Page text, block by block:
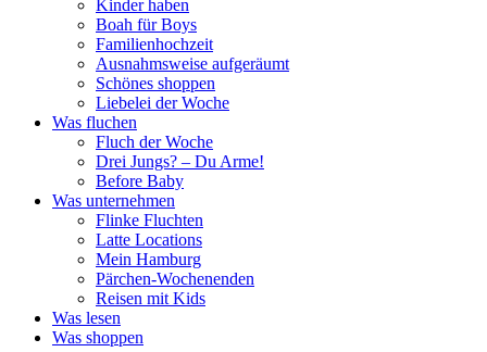
Kinder haben
Boah für Boys
Familienhochzeit
Ausnahmsweise aufgeräumt
Schönes shoppen
Liebelei der Woche
Was fluchen
Fluch der Woche
Drei Jungs? – Du Arme!
Before Baby
Was unternehmen
Flinke Fluchten
Latte Locations
Mein Hamburg
Pärchen-Wochenenden
Reisen mit Kids
Was lesen
Was shoppen